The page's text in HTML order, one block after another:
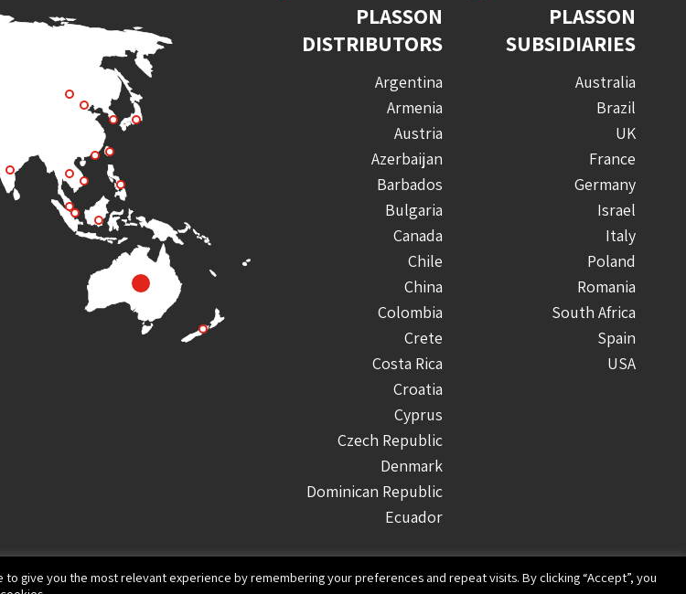
PLASSON
SUBSIDIARIES
Australia
Brazil
UK
France
Germany
Israel
Italy
Poland
Romania
South Africa
Spain
USA
PLASSON
DISTRIBUTORS
Argentina
Armenia
Austria
Azerbaijan
Barbados
Bulgaria
Canada
Chile
China
Colombia
Crete
Costa Rica
Croatia
Cyprus
Czech Republic
Denmark
Dominican Republic
Ecuador
to give you the most relevant experience by remembering your preferences and repeat visits. By clicking “Accept”, you